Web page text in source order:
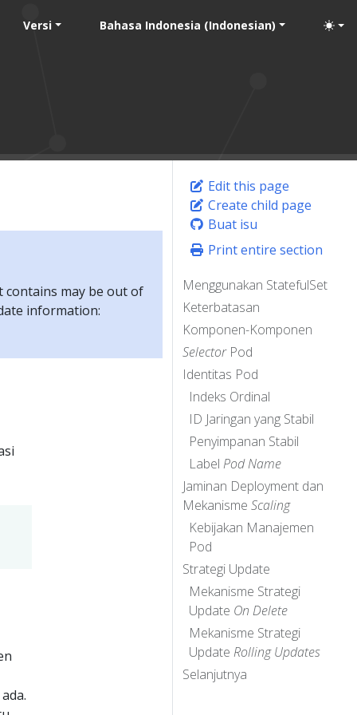
Versi Bahasa Indonesia (Indonesian)
Edit this page
Create child page
Buat isu
Print entire section
Menggunakan StatefulSet
Keterbatasan
Komponen-Komponen
SelectorPod
Identitas Pod
Indeks Ordinal
ID Jaringan yang Stabil
Penyimpanan Stabil
Label Pod Name
Jaminan Deployment dan
Mekanisme Scaling
Kebijakan Manajemen
Pod
Strategi Update
Mekanisme Strategi
Update On Delete
Mekanisme Strategi
Update Rolling Updates
Selanjutnya
may be out of
information: